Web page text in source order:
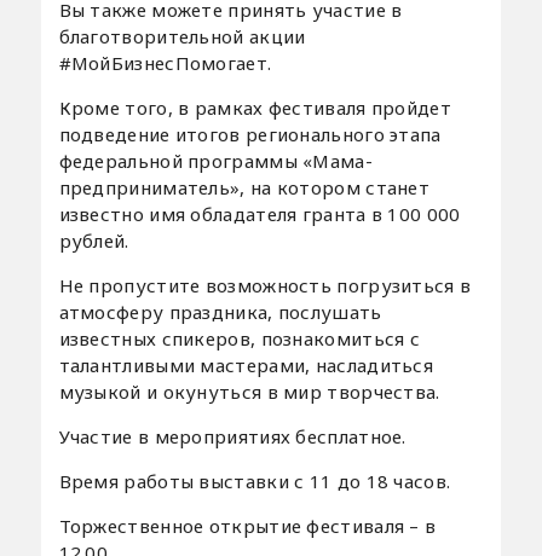
Вы также можете принять участие в
благотворительной акции
#МойБизнесПомогает.
Кроме того, в рамках фестиваля пройдет
подведение итогов регионального этапа
федеральной программы «Мама-
предприниматель», на котором станет
известно имя обладателя гранта в 100 000
рублей.
Не пропустите возможность погрузиться в
атмосферу праздника, послушать
известных спикеров, познакомиться с
талантливыми мастерами, насладиться
музыкой и окунуться в мир творчества.
Участие в мероприятиях бесплатное.
Время работы выставки с 11 до 18 часов.
Торжественное открытие фестиваля – в